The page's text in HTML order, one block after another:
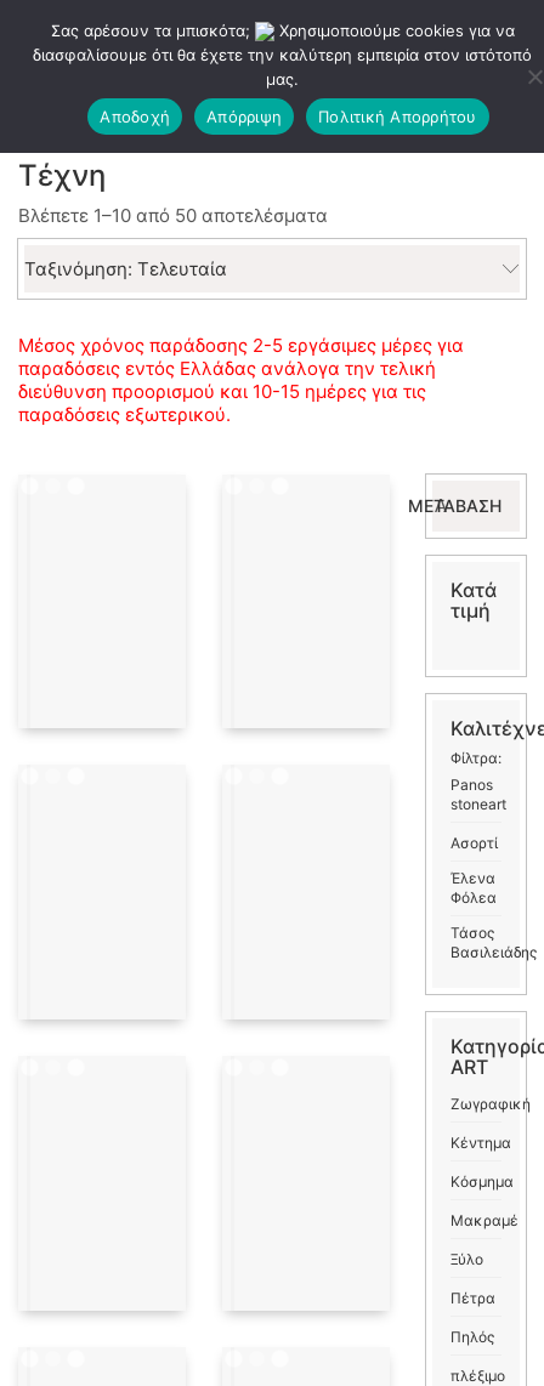
Τέχνη
Βλέπετε 1–10 από 50 αποτελέσματα
by
Ταξινόμηση: Τελευταία
Μέσος χρόνος παράδοσης 2-5 εργάσιμες μέρες για
παραδόσεις εντός Ελλάδας ανάλογα την τελική
διεύθυνση προορισμού και 10-15 ημέρες για τις
παραδόσεις εξωτερικού.
για:
ΜΕΤΆΒΑΣΗ
Κατά
τιμή
Φίλτρα:
Panos
stoneart
Ασορτί
Έλενα
Φόλεα
Τάσος
Βασιλειάδης
ART
Ζωγραφική
Κέντημα
Κόσμημα
Μακραμέ
Ξύλο
Πέτρα
Πηλός
πλέξιμο
Σας αρέσουν τα μπισκότα;
Χρησιμοποιούμε cookies για να
διασφαλίσουμε ότι θα έχετε την καλύτερη εμπειρία στον ιστότοπό
μας.
Αποδοχή
Απόρριψη Πολιτική Απορρήτου